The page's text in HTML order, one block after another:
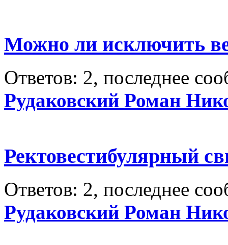
Можно ли исключить
Ответов: 2, последнее
Рудаковский Роман
Ректовестибулярный
Ответов: 2, последнее
Рудаковский Роман